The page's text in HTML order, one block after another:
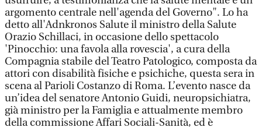
argomento centrale nell'agenda del Governo". Lo ha
detto all'Adnkronos Salute il ministro della Salute
Orazio Schillaci, in occasione dello spettacolo
'Pinocchio: una favola alla rovescia', a cura della
Compagnia stabile del Teatro Patologico, composta da
attori con disabilità fisiche e psichiche, questa sera in
scena al Parioli Costanzo di Roma. L’evento nasce da
un’idea del senatore Antonio Guidi, neuropsichiatra,
già ministro per la Famiglia e attualmente membro
della commissione Affari Sociali-Sanità, ed è